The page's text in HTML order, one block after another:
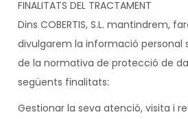
FINALITATS DEL TRACTAMENT
Dins COBERTIS, S.L. mantindrem,
divulgarem la informació personal
de la normativa de protecció de
següents finalitats:
Gestionar la seva atenció, visita i